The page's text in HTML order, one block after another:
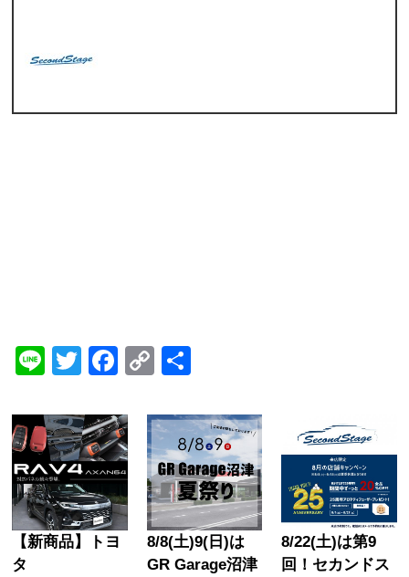
LineTwitter
Facebook
Copy
【新商品】トヨ
タ
8/8(土)9(日)は
GR Garage沼津
8/22(土)は第9
回！セカンドス